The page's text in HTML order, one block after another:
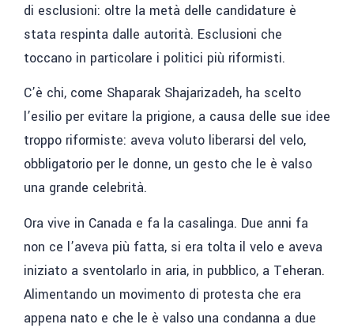
di esclusioni: oltre la metà delle candidature è
stata respinta dalle autorità. Esclusioni che
toccano in particolare i politici più riformisti.
C’è chi, come Shaparak Shajarizadeh, ha scelto
l’esilio per evitare la prigione, a causa delle sue idee
troppo riformiste: aveva voluto liberarsi del velo,
obbligatorio per le donne, un gesto che le è valso
una grande celebrità.
Ora vive in Canada e fa la casalinga. Due anni fa
non ce l’aveva più fatta, si era tolta il velo e aveva
iniziato a sventolarlo in aria, in pubblico, a Teheran.
Alimentando un movimento di protesta che era
appena nato e che le è valso una condanna a due